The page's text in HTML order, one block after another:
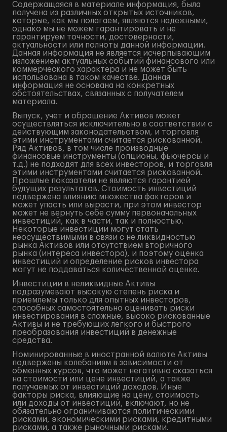
Содержащаяся в материале информация, была
получена из различных открытых источников,
которые, как мы полагаем, являются надежными,
однако мы не можем гарантировать и не
гарантируем точности, достоверности,
актуальности или полноты данной информации.
Данная информация не является исчерпывающим
изложением актуальных событий финансового или
коммерческого характера и не может быть
использована в таком качестве. Данная
информация не основана на конкретных
обстоятельствах, связанных с получателем
материала.
Выпуск, учет и обращение Активов может
осуществляться исключительно в соответствии с
действующим законодательством, и торговля
этими инструментами считается рискованной.
Ряд Активов, в том числе производные
финансовые инструменты (опционы, фьючерсы и
т.д.) не подходят для всех инвесторов, и торговля
этими инструментами считается рискованной.
Прошлые показатели не являются гарантией
будущих результатов. Стоимость инвестиций
подвержена влиянию множества факторов и
может упасть или вырасти, при этом инвестор
может не вернуть себе сумму первоначальных
инвестиций, как в части, так и полностью.
Некоторые инвестиции могут стать
неосуществимыми в связи с не ликвидностью
рынка Активов или отсутствием вторичного
рынка (интереса инвестора), и поэтому оценка
инвестиций и определение рисков инвестора
могут не поддаваться количественной оценке.
Инвестиции в неликвидные Активы
подразумевают высокую степень риска и
приемлемы только для опытных инвесторов,
способных самостоятельно оценивать риски
инвестирования в сложные, высоко рискованные
Активы и не требующих легкого и быстрого
преобразования инвестиций в денежные
средства.
Номинированные в иностранной валюте Активы
подвержены колебаниям в зависимости от
обменных курсов, что может негативно сказаться
на стоимости или цене инвестиций, а также
получаемых от инвестиций доходов. Иные
факторы риска, влияющие на цену, стоимость
или доходы от инвестиций, включают, но не
обязательно ограничиваются политическими
рисками, экономическими рисками, кредитными
рисками, а также рыночными рисками.